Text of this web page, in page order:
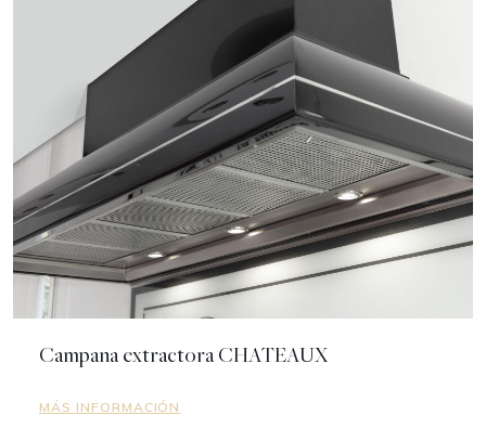
Campana extractora CHATEAUX
MÁS INFORMACIÓN